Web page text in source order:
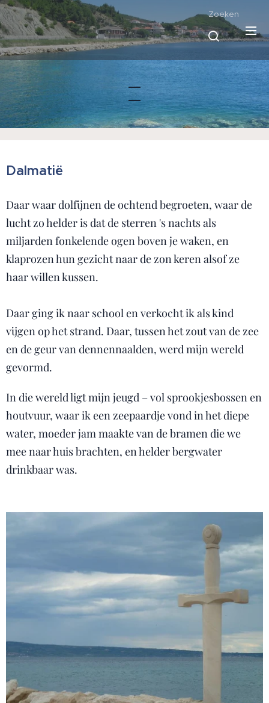
Zoeken
Dalmatië
Daar waar dolfijnen de ochtend begroeten, waar de
lucht zo helder is dat de sterren 's nachts als
miljarden fonkelende ogen boven je waken, en
klaprozen hun gezicht naar de zon keren alsof ze
haar willen kussen.
Daar ging ik naar school en verkocht ik als kind
vijgen op het strand. Daar, tussen het zout van de zee
en de geur van dennennaalden, werd mijn wereld
gevormd.
In die wereld ligt mijn jeugd – vol sprookjesbossen en
houtvuur, waar ik een zeepaardje vond in het diepe
water, moeder jam maakte van de bramen die we
mee naar huis brachten, en helder bergwater
drinkbaar was.